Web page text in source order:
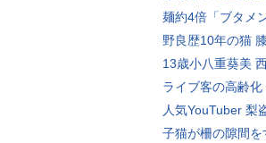
麺約4倍「ブタメ
野良歴10年の猫
13歳小八重葵美
ライブ客の高齢
人気YouTuber 梨
子猫が柵の隙間を